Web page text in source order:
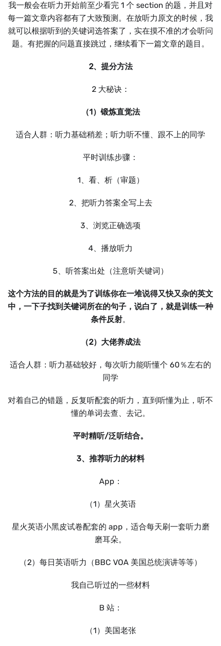
我一般会在听力开始前至少看完 1 个 section 的题，并且对
每一篇文章内容都有了大致预测。在放听力原文的时候，我
就可以根据听到的关键词选答案了，实在摸不准的才会听问
题。有把握的问题直接跳过，继续看下一篇文章的题目。
2、提分方法
2 大秘诀：
（1）锻炼直觉法
适合人群：听力基础稍差；听力听不懂、跟不上的同学
平时训练步骤：
1、看、析（审题）
2、把听力答案全写上去
3、浏览正确选项
4、播放听力
5、听答案出处（注意听关键词）
这个方法的目的就是为了训练你在一堆说得又快又杂的英文
中，一下子找到关键词所在的句子，说白了，就是训练一种
条件反射。
（2）大佬养成法
适合人群：听力基础较好，每次听力能听懂个 60％左右的
同学
对着自己的错题，反复听配套的听力，直到听懂为止，听不
懂的单词去查、去记。
平时精听/泛听结合。
3、推荐听力的材料
App：
（1）星火英语
星火英语小黑皮试卷配套的 app，适合每天刷一套听力磨
磨耳朵。
（2）每日英语听力（BBC VOA 美国总统演讲等等）
我自己听过的一些材料
B 站：
（1）美国老张